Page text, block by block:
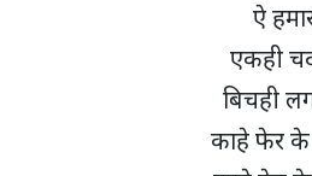
ऐ
एकही
बिचही
काहे फेर के